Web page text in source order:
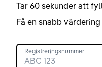
Tar 60 sekunder att
Få en snabb
Registreringsnummer